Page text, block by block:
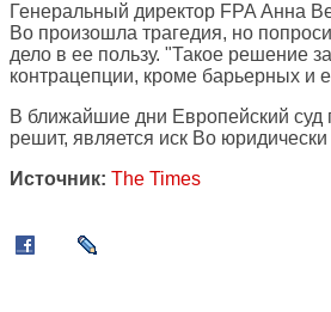
Генеральный директор FPA Анна
Во произошла трагедия, но
дело в ее пользу. "Такое решение
контрацепции, кроме барьерных и
В ближайшие дни Европейский суд
решит, является иск Во
Источник: The Times